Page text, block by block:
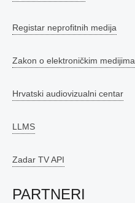
Registar neprofitnih medija
Zakon o elektroničkim medijima
Hrvatski audiovizualni centar
LLMS
Zadar TV API
PARTNERI